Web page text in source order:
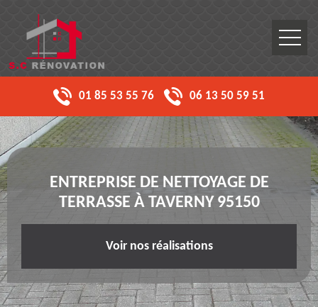
01 85 53 55 76 06 13 50 59 51
ENTREPRISE DE NETTOYAGE DE
TERRASSE À TAVERNY 95150
Voir nos réalisations